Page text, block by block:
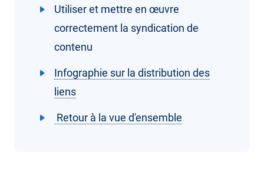
Utiliser et mettre en œuvre
correctement la syndication de
contenu
Infographie sur la distribution des
liens
Retour à la vue d'ensemble